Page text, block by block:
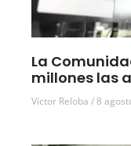
La
millones las
Víctor Reloba 8